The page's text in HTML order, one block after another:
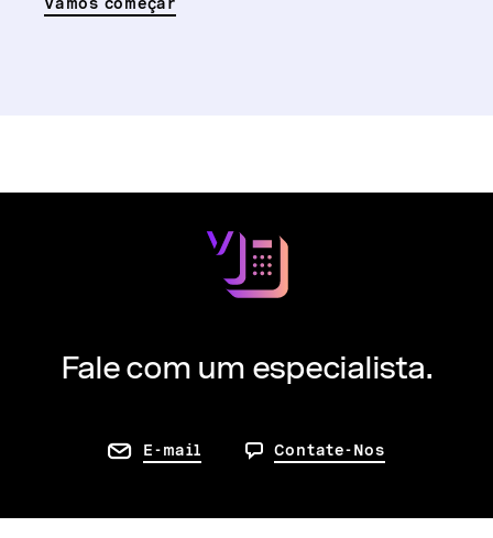
Fale com um especialista.
E-mail Contate-Nos